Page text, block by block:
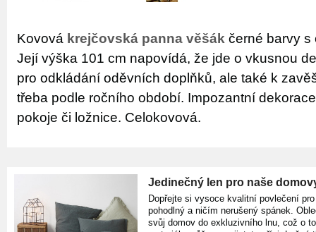
Kovová krejčovská panna věšák černé barvy s
Její výška 101 cm napovídá, že jde o vkusnou
pro odkládání oděvních doplňků, ale také k
třeba podle ročního období. Impozantní
pokoje či ložnice. Celokovová.
Jedinečný len pro naše
Dopřejte si vysoce kvalitní povlečení pro
pohodlný a ničím nerušený spánek.
svůj domov do exkluzivního lnu, což o